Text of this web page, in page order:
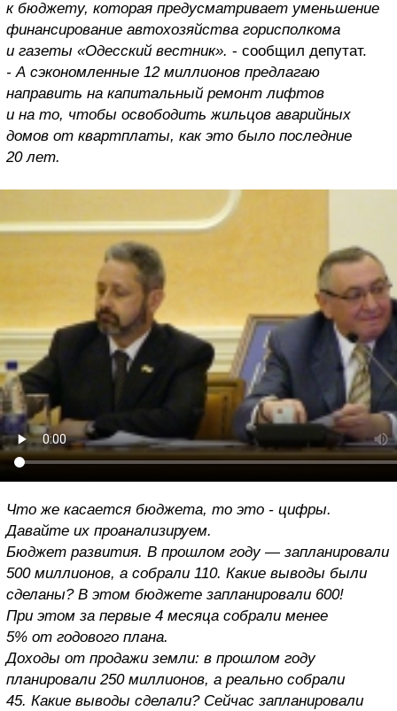
к бюджету, которая предусматривает уменьшение
финансирование автохозяйства горисполкома
и газеты «Одесский вестник». - сообщил депутат.
- А сэкономленные 12 миллионов предлагаю
направить на капитальный ремонт лифтов
и на то, чтобы освободить жильцов аварийных
домов от квартплаты, как это было последние
20 лет.
Что же касается бюджета, то это - цифры.
Давайте их проанализируем.
Бюджет развития. В прошлом году — запланировали
500 миллионов, а собрали 110. Какие выводы были
сделаны? В этом бюджете запланировали 600!
При этом за первые 4 месяца собрали менее
5% от годового плана.
Доходы от продажи земли: в прошлом году
планировали 250 миллионов, а реально собрали
45. Какие выводы сделали? Сейчас запланировали